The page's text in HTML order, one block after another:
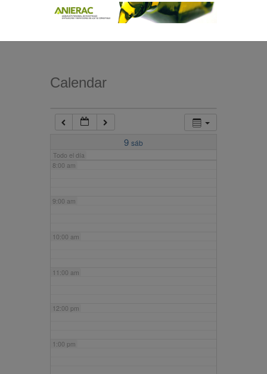
Calendar
9 sáb
Todo el día
7:00 am
8:00 am
9:00 am
10:00 am
11:00 am
12:00 pm
1:00 pm